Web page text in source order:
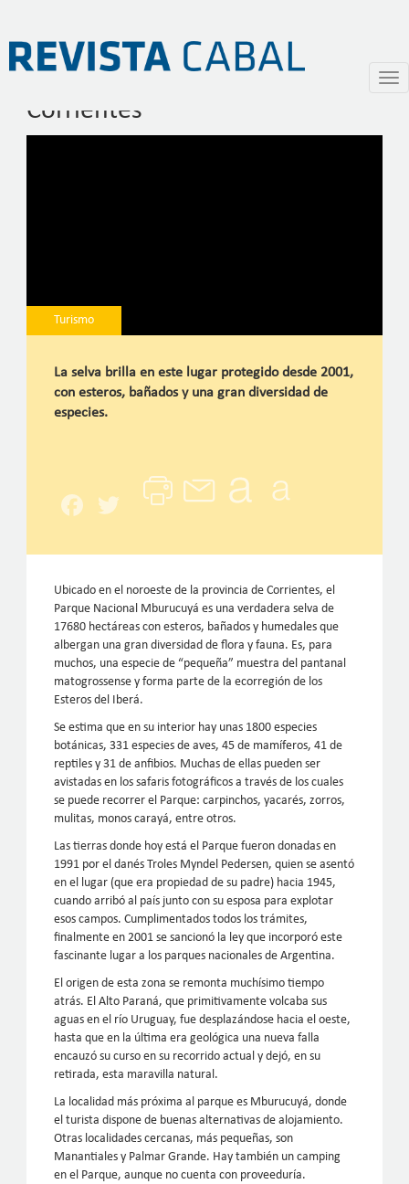
Pasar
contenido
Parque Nacional Mburucuyá en
Corrientes
Turismo
La selva brilla en este lugar protegido desde 2001,
con esteros, bañados y una gran diversidad de
especies.
Facebook
Twitter
Ubicado en el noroeste de la provincia de Corrientes, el
Parque Nacional Mburucuyá es una verdadera selva de
17680 hectáreas con esteros, bañados y humedales que
albergan una gran diversidad de flora y fauna. Es, para
muchos, una especie de “pequeña” muestra del pantanal
matogrossense y forma parte de la ecorregión de los
Esteros del Iberá.
Se estima que en su interior hay unas 1800 especies
botánicas, 331 especies de aves, 45 de mamíferos, 41 de
reptiles y 31 de anfibios. Muchas de ellas pueden ser
avistadas en los safaris fotográficos a través de los cuales
se puede recorrer el Parque: carpinchos, yacarés, zorros,
mulitas, monos carayá, entre otros.
Las tierras donde hoy está el Parque fueron donadas en
1991 por el danés Troles Myndel Pedersen, quien se asentó
en el lugar (que era propiedad de su padre) hacia 1945,
cuando arribó al país junto con su esposa para explotar
esos campos. Cumplimentados todos los trámites,
finalmente en 2001 se sancionó la ley que incorporó este
fascinante lugar a los parques nacionales de Argentina.
El origen de esta zona se remonta muchísimo tiempo
atrás. El Alto Paraná, que primitivamente volcaba sus
aguas en el río Uruguay, fue desplazándose hacia el oeste,
hasta que en la última era geológica una nueva falla
encauzó su curso en su recorrido actual y dejó, en su
retirada, esta maravilla natural.
La localidad más próxima al parque es Mburucuyá, donde
el turista dispone de buenas alternativas de alojamiento.
Otras localidades cercanas, más pequeñas, son
Manantiales y Palmar Grande. Hay también un camping
en el Parque, aunque no cuenta con proveeduría.